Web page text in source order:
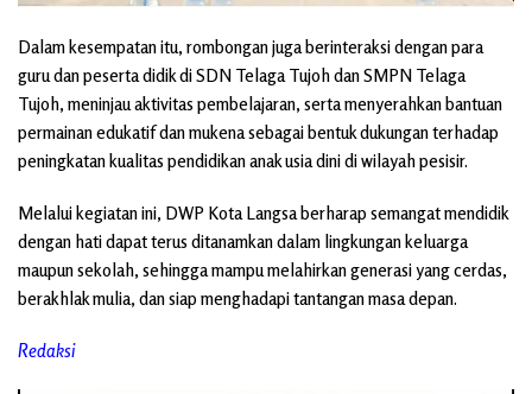
Dalam kesempatan itu, rombongan juga berinteraksi dengan para
guru dan peserta didik di SDN Telaga Tujoh dan SMPN Telaga
Tujoh, meninjau aktivitas pembelajaran, serta menyerahkan bantuan
permainan edukatif dan mukena sebagai bentuk dukungan terhadap
peningkatan kualitas pendidikan anak usia dini di wilayah pesisir.
Melalui kegiatan ini, DWP Kota Langsa berharap semangat mendidik
dengan hati dapat terus ditanamkan dalam lingkungan keluarga
maupun sekolah, sehingga mampu melahirkan generasi yang cerdas,
berakhlak mulia, dan siap menghadapi tantangan masa depan.
Redaksi